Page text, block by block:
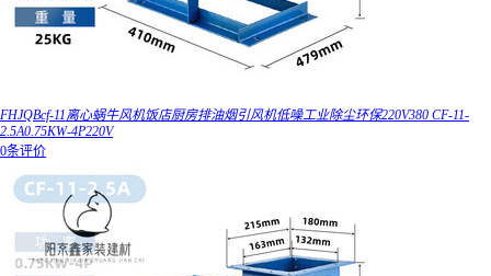
FHJQBcf-11离心蜗牛风机饭店厨房排油烟引风机低噪工业除尘环保220V380 CF-11-
2.5A0.75KW-4P220V
0条评价